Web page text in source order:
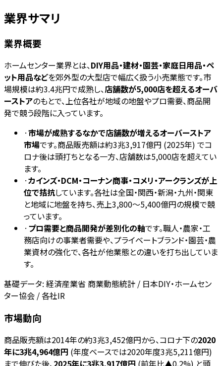
業界サマリ
業界概要
ホームセンター業界とは、DIY用品・建材・園芸・家庭日用品・ペ
ット用品などを郊外型の大型店で幅広く扱う小売業態です。市
場規模は約3.4兆円で成熟し、店舗数が5,000店を超えるオーバ
ーストアのもとで、上位各社が地域の地盤やプロ需要、商品開
発で競う段階に入っています。
·市場が成熟するなかで店舗数が増えるオーバーストア
市場です。商品販売額は約3兆3,917億円 (2025年) でコ
ロナ後は頭打ちとなる一方、店舗数は5,000店を超えてい
ます。
·カインズ・DCM・コーナン商事・コメリ・アークランズが上
位で拮抗しています。各社は全国・関西・新潟・九州・関東
と地域に地盤を持ち、売上3,800〜5,400億円の規模で競
っています。
· プロ需要と商品開発が差別化の軸です。職人・農家・工
務店向けの事業者需要や、プライベートブランド・園芸・農
業資材の強化で、各社が他業態との違いを打ち出していま
す。
基礎データ: 経済産業省 商業動態統計 / 日本DIY・ホームセン
ター協会 / 各社IR
市場動向
商品販売額は2014年の約3兆3,452億円から、コロナ下の2020
年に3兆4,964億円 (年度ベースでは2020年度3兆5,211億円)
まで伸びた後、2025年に3兆3,917億円 (前年比▲0.2%) と頭